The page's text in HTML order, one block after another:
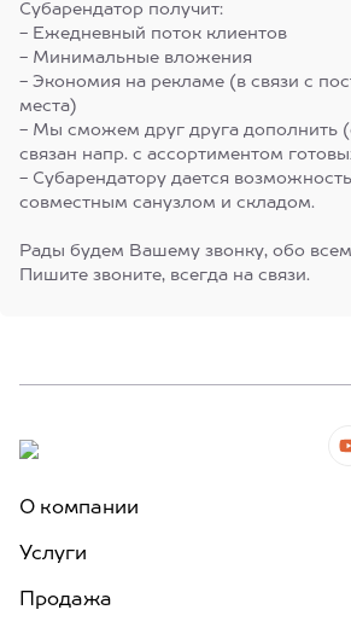
Субарендатор получит:
- Ежедневный поток клиентов
- Минимальные вложения
- Экономия на рекламе (в связи с
места)
- Мы сможем друг друга дополнить
связан напр. с ассортиментом
- Субарендатору дается
совместным санузлом и складом.
Рады будем Вашему звонку, обо
Пишите звоните, всегда на связи.
О компании
Услуги
Продажа